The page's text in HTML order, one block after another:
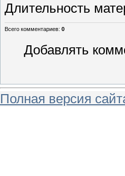
Длительность
Всего комментариев: 0
Добавлять
Полная версия